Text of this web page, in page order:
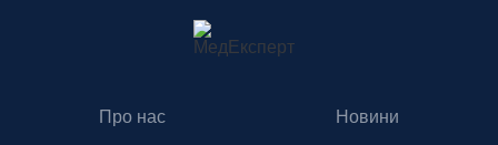
Про нас
Новини